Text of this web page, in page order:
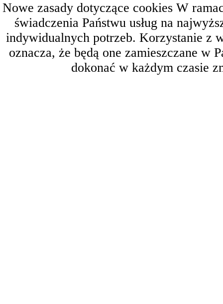
Nowe zasady dotyczące cookies W
świadczenia Państwu usług na
indywidualnych potrzeb. Korzystanie z
oznacza, że będą one zamieszczane w
dokonać w każdym czasie